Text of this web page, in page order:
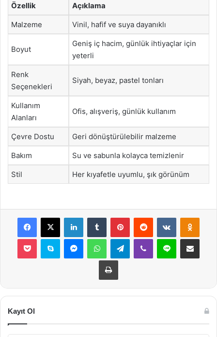
Özellik Açıklama
Malzeme Vinil, hafif ve suya dayanıklı
Boyut
Geniş iç hacim, günlük ihtiyaçlar için
yeterli
Renk
Seçenekleri
Siyah, beyaz, pastel tonları
Kullanım
Alanları
Ofis, alışveriş, günlük kullanım
Çevre Dostu Geri dönüştürülebilir malzeme
Bakım Su ve sabunla kolayca temizlenir
Stil Her kıyafetle uyumlu, şık görünüm
Facebook
X LinkedInTumblr PinterestReddit VKontakte
Pocket Skype MessengerWhatsAppTelegramViber Line E-Posta ile
Yazdır
Kayıt Ol